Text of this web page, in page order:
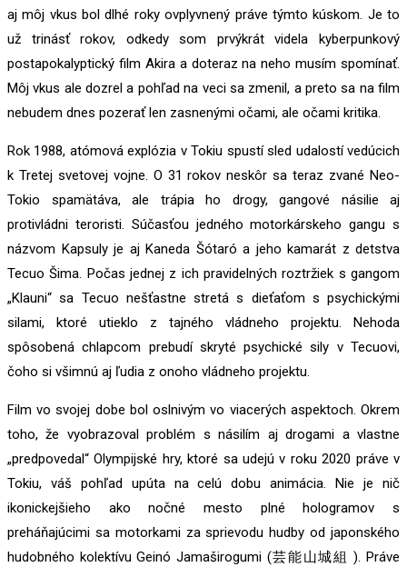
aj môj vkus bol dlhé roky ovplyvnený práve týmto kúskom. Je to
už trinásť rokov, odkedy som prvýkrát videla kyberpunkový
postapokalyptický film Akira a doteraz na neho musím spomínať.
Môj vkus ale dozrel a pohľad na veci sa zmenil, a preto sa na film
nebudem dnes pozerať len zasnenými očami, ale očami kritika.
Rok 1988, atómová explózia v Tokiu spustí sled udalostí vedúcich
k Tretej svetovej vojne. O 31 rokov neskôr sa teraz zvané Neo-
Tokio spamätáva, ale trápia ho drogy, gangové násilie aj
protivládni teroristi. Súčasťou jedného motorkárskeho gangu s
názvom Kapsuly je aj Kaneda Šótaró a jeho kamarát z detstva
Tecuo Šima. Počas jednej z ich pravidelných roztržiek s gangom
„Klauni“ sa Tecuo nešťastne stretá s dieťaťom s psychickými
silami, ktoré utieklo z tajného vládneho projektu. Nehoda
spôsobená chlapcom prebudí skryté psychické sily v Tecuovi,
čoho si všimnú aj ľudia z onoho vládneho projektu.
Film vo svojej dobe bol oslnivým vo viacerých aspektoch. Okrem
toho, že vyobrazoval problém s násilím aj drogami a vlastne
„predpovedal“ Olympijské hry, ktoré sa udejú v roku 2020 práve v
Tokiu, váš pohľad upúta na celú dobu animácia. Nie je nič
ikonickejšieho ako nočné mesto plné hologramov s
preháňajúcimi sa motorkami za sprievodu hudby od japonského
hudobného kolektívu Geinó Jamaširogumi (芸能山城組 ). Práve